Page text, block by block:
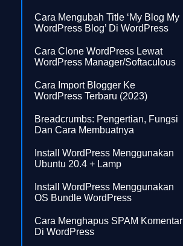
Cara Mengubah Title ‘My Blog My
WordPress Blog’ Di WordPress
Cara Clone WordPress Lewat
WordPress Manager/Softaculous
Cara Import Blogger Ke
WordPress Terbaru (2023)
Breadcrumbs: Pengertian, Fungsi
Dan Cara Membuatnya
Install WordPress Menggunakan
Ubuntu 20.4 + Lamp
Install WordPress Menggunakan
OS Bundle WordPress
Cara Menghapus SPAM Komentar
Di WordPress